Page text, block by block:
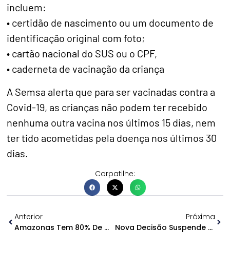
incluem:
• certidão de nascimento ou um documento de
identificação original com foto;
• cartão nacional do SUS ou o CPF,
• caderneta de vacinação da criança
A Semsa alerta que para ser vacinadas contra a
Covid-19, as crianças não podem ter recebido
nenhuma outra vacina nos últimos 15 dias, nem
ter tido acometidas pela doença nos últimos 30
dias.
Corpatilhe:
Anterior
Amazonas Tem 80% De Ocupação De UTIs Do SUS Por Covid-19
Próxima
Nova Decisão Suspende Outra Vez Concurso Da PMAM